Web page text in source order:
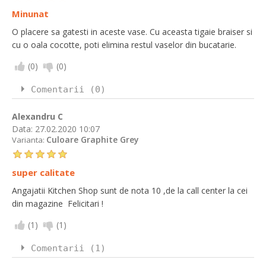
Minunat
O placere sa gatesti in aceste vase. Cu aceasta tigaie braiser si
cu o oala cocotte, poti elimina restul vaselor din bucatarie.
(0) (0)
Comentarii (0)
Alexandru C
Data: 27.02.2020 10:07
Varianta: Culoare Graphite Grey
super calitate
Angajatii Kitchen Shop sunt de nota 10 ,de la call center la cei
din magazine Felicitari !
(1 ) (1 )
Comentarii (1)